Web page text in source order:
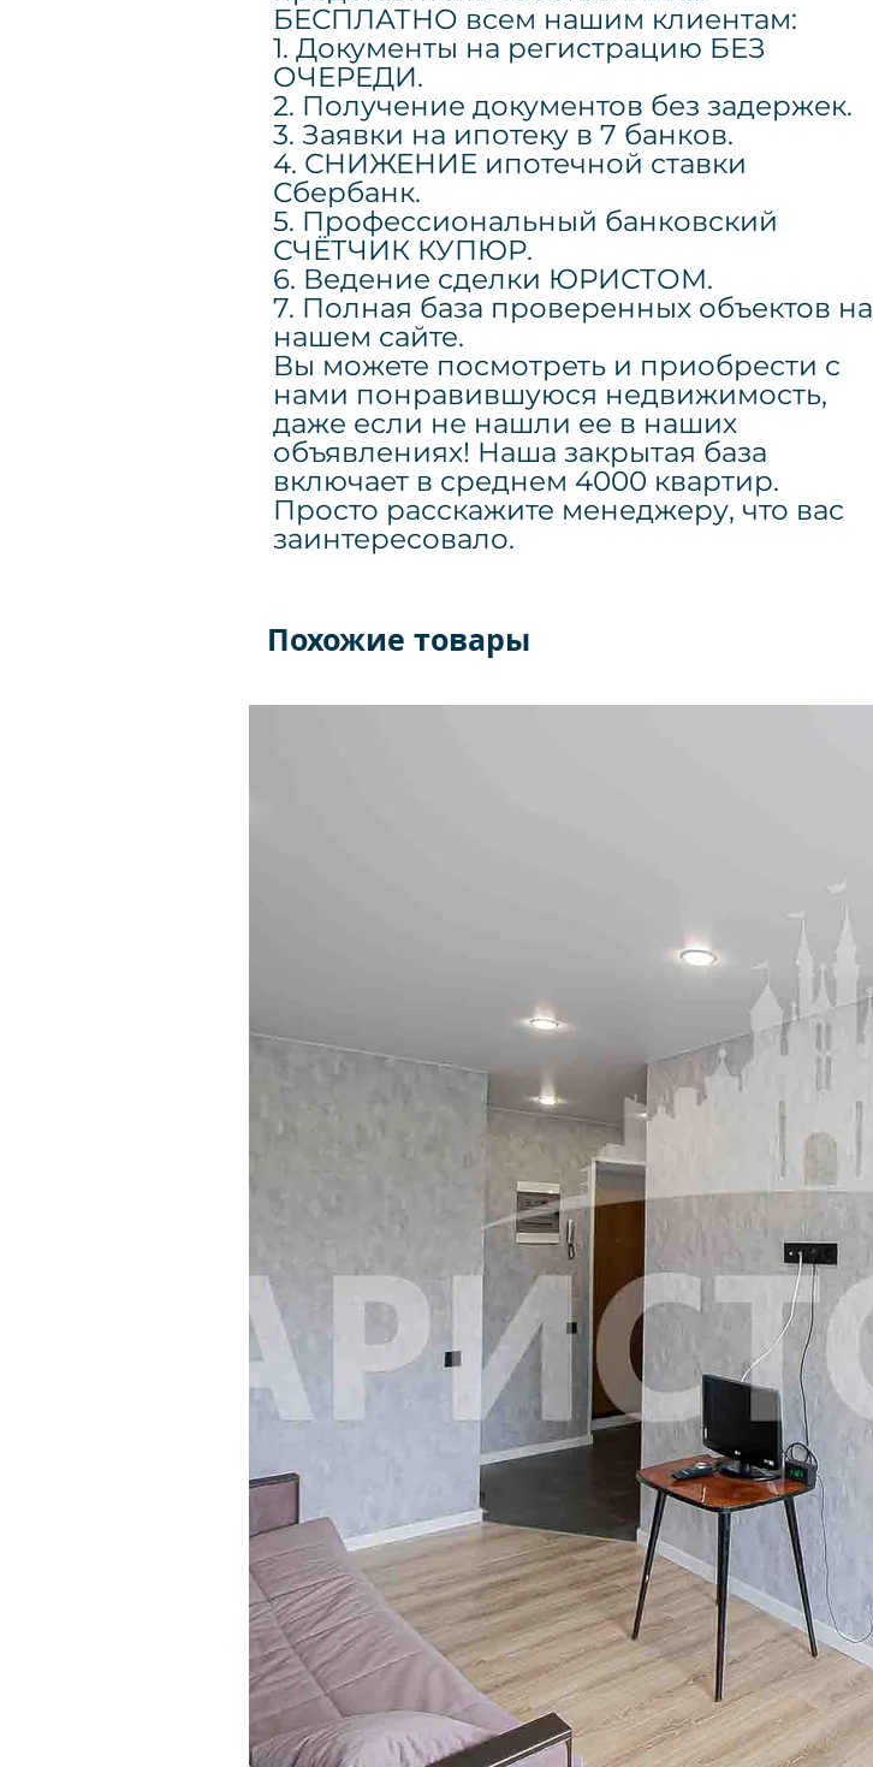
БЕСПЛАТНО всем нашим клиентам:
1. Документы на регистрацию БЕЗ
ОЧЕРЕДИ.
2. Получение документов без задержек.
3. Заявки на ипотеку в 7 банков.
4. СНИЖЕНИЕ ипотечной ставки
Сбербанк.
5. Профессиональный банковский
СЧЁТЧИК КУПЮР.
6. Ведение сделки ЮРИСТОМ.
7. Полная база проверенных объектов на
нашем сайте.
Вы можете посмотреть и приобрести с
нами понравившуюся недвижимость,
даже если не нашли ее в наших
объявлениях! Наша закрытая база
включает в среднем 4000 квартир.
Просто расскажите менеджеру, что вас
заинтересовало.
Похожие товары